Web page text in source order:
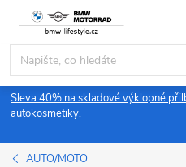
obsah
Sleva 40% na skladové výklopné
autokosmetiky.
AUTO/MOTO